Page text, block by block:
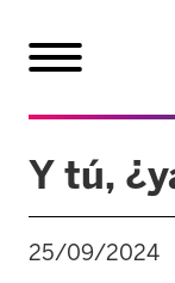
Y tú,
25/09/2024